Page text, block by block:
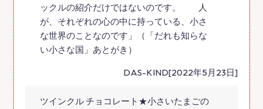
ックルの紹介だけではないのです。 人
が、それぞれの心の中に持っている、小さ
な世界のことなのです」（「だれも知らな
い小さな国」あとがき）
DAS-KIND[2022年5月23日]
ツインクル チョコレート★小さいたまごの